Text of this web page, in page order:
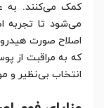
کمک می‌کنند. به
می‌شود تا تجربه
اصلاح صورت
که به مراقبت از
انتخاب بی‌نظیر و